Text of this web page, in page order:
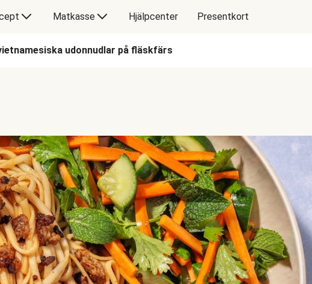
Matkasse Hjälpcenter Presentkort
udonnudlar på fläskfärs